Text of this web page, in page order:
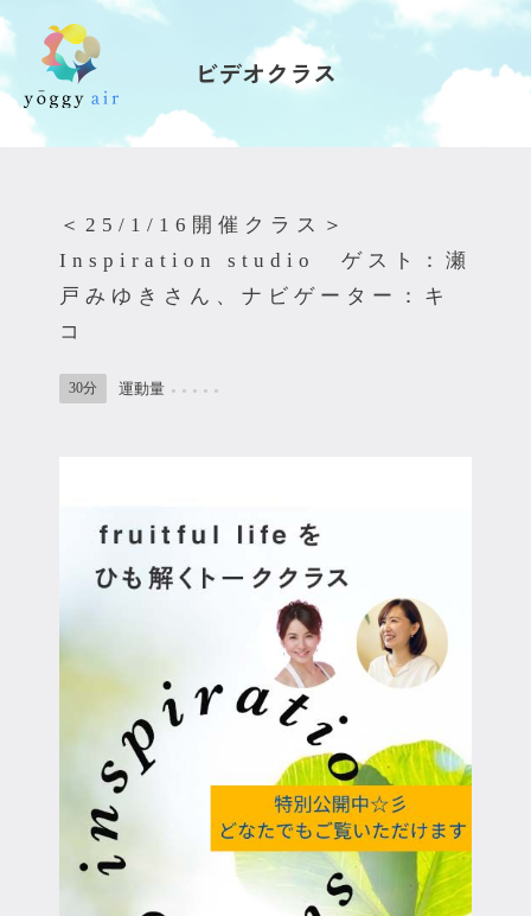
受講の流れ
インストラクター一覧
FAQ / お問い合わせ
yoggy store
マイページ
会員規約について
クラス参加にあたっての同意書
特定商取引にかかわる表示
プライバシーポリシー
ビデオクラス
＜25/1/16開催クラス＞
Inspiration studio ゲスト：瀬
戸みゆきさん、ナビゲーター：キ
コ
30分 運動量 ● ● ● ● ●